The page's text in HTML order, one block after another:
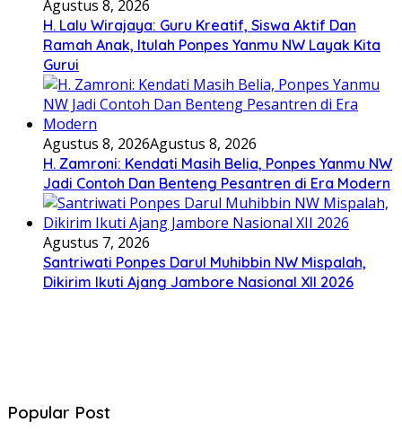
Agustus 8, 2026
H. Lalu Wirajaya: Guru Kreatif, Siswa Aktif Dan
Ramah Anak, Itulah Ponpes Yanmu NW Layak Kita
Gurui
Agustus 8, 2026Agustus 8, 2026
H. Zamroni: Kendati Masih Belia, Ponpes Yanmu NW
Jadi Contoh Dan Benteng Pesantren di Era Modern
Agustus 7, 2026
Santriwati Ponpes Darul Muhibbin NW Mispalah,
Dikirim Ikuti Ajang Jambore Nasional XII 2026
Popular Post